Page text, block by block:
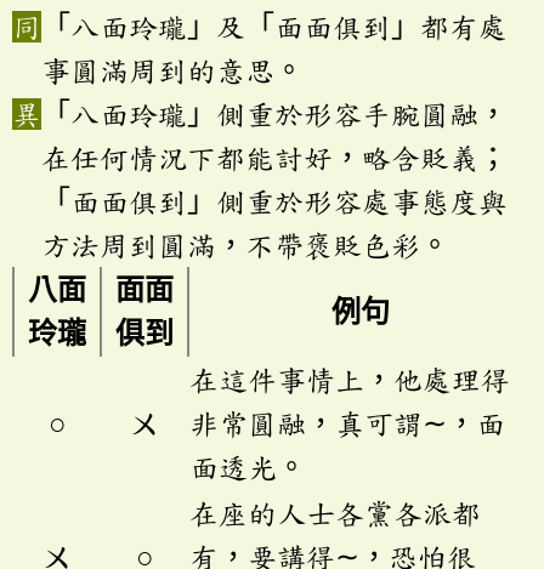
「八面玲瓏」及「面面俱到」都有處
事圓滿周到的意思。
「八面玲瓏」側重於形容手腕圓融，
在任何情況下都能討好，略含貶義；
「面面俱到」側重於形容處事態度與
方法周到圓滿，不帶褒貶色彩。
八面
玲瓏
面面
俱到
例句
○ ㄨ
在這件事情上，他處理得
非常圓融，真可謂∼，面
面透光。
ㄨ ○
在座的人士各黨各派都
有，要講得∼，恐怕很